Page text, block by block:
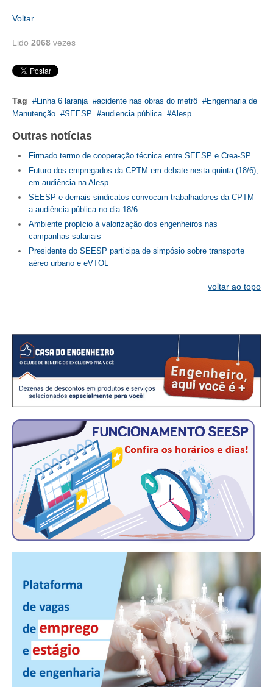
Voltar
Lido 2068 vezes
Tag Linha 6 laranja acidente nas obras do metrô
Engenharia de
Manutenção
SEESP audiencia pública Alesp
Outras notícias
Firmado termo de cooperação técnica entre SEESP e Crea-SP
Futuro dos empregados da CPTM em debate nesta quinta (18/6),
em audiência na Alesp
SEESP e demais sindicatos convocam trabalhadores da CPTM
a audiência pública no dia 18/6
Ambiente propício à valorização dos engenheiros nas
campanhas salariais
Presidente do SEESP participa de simpósio sobre transporte
aéreo urbano e eVTOL
voltar ao topo